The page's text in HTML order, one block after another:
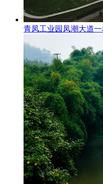
青凤工业园凤潮大道